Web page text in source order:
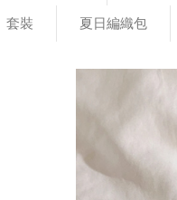
套裝 夏日編織包